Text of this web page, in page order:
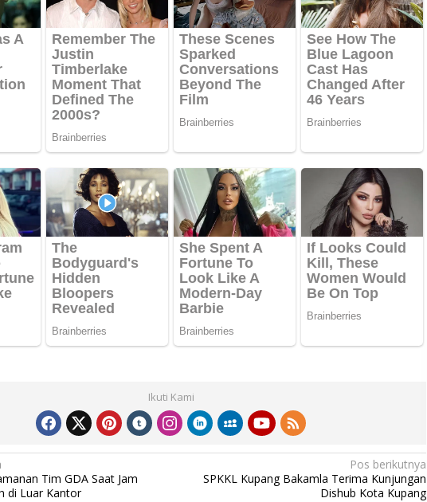
Ikuti Kami
Tim GDA Saat Jam
di Luar Kantor
Pos berikutnya
SPKKL Kupang Bakamla Terima Kunjungan
Dishub Kota Kupang